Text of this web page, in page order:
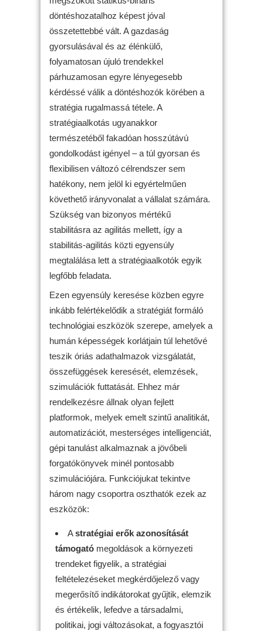
döntéshozatalhoz képest jóval
összetettebbé vált. A gazdaság
gyorsulásával és az élénkülő,
folyamatosan újuló trendekkel
párhuzamosan egyre lényegesebb
kérdéssé válik a döntéshozók körében a
stratégia rugalmassá tétele. A
stratégiaalkotás ugyanakkor
természetéből fakadóan hosszútávú
gondolkodást igényel – a túl gyorsan és
flexibilisen változó célrendszer sem
hatékony, nem jelöl ki egyértelműen
követhető irányvonalat a vállalat számára.
Szükség van bizonyos mértékű
stabilitásra az agilitás mellett, így a
stabilitás-agilitás közti egyensúly
megtalálása lett a stratégiaalkotók egyik
legfőbb feladata.
Ezen egyensúly keresése közben egyre
inkább felértékelődik a stratégiát formáló
technológiai eszközök szerepe, amelyek a
humán képességek korlátjain túl lehetővé
teszik óriás adathalmazok vizsgálatát,
összefüggések keresését, elemzések,
szimulációk futtatását. Ehhez már
rendelkezésre állnak olyan fejlett
platformok, melyek emelt szintű analitikát,
automatizációt, mesterséges intelligenciát,
gépi tanulást alkalmaznak a jövőbeli
forgatókönyvek minél pontosabb
szimulációjára. Funkciójukat tekintve
három nagy csoportra oszthatók ezek az
eszközök:
Astratégiai erők azonosítását
támogató megoldások a környezeti
trendeket figyelik, a stratégiai
feltételezéseket megkérdőjelező vagy
megerősítő indikátorokat gyűjtik, elemzik
és értékelik, lefedve a társadalmi,
politikai, jogi változásokat, a fogyasztói